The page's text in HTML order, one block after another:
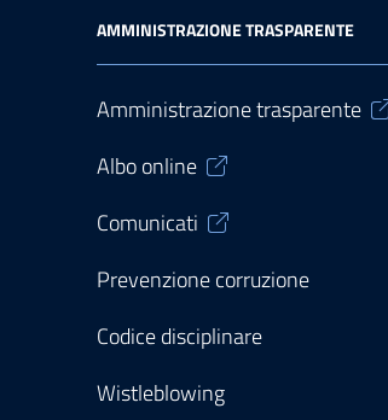
AMMINISTRAZIONE TRASPARENTE
Amministrazione trasparente
Albo online
Comunicati
Prevenzione corruzione
Codice disciplinare
Wistleblowing